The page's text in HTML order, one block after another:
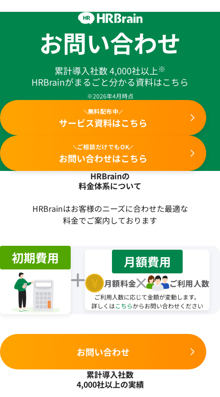
お問い合わせ
累計導入社数 4,000社以上※
HRBrainがまるごと分かる資料はこちら
※2026年4月時点
無料配布中
サービス資料はこちら
ご相談だけでもOK
お問い合わせはこちら
HRBrainの
料金体系について
HRBrainはお客様のニーズに合わせた最適な
料金でご案内しております
初期費用 月額費用
月額料金 ご利用人数
ご利用人数に応じて金額が変動します。
詳しくはこちらからお問い合わせください
お問い合わせ
累計導入社数
4,000社以上の実績